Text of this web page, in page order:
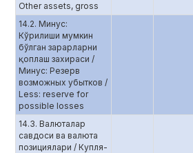
Other assets, gross
14.2. Минус:
Кўрилиши мумкин
бўлган зарарларни
қоплаш захираси /
Минус: Резерв
возможных убытков /
Less: reserve for
possible losses
14.3. Валюталар
савдоси ва валюта
позициялари / Купля-